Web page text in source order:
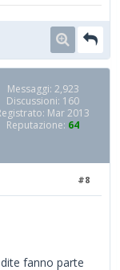
Messaggi: 2,923
Discussioni: 160
Mar 2013
Reputazione: 64
#8
fanno parte